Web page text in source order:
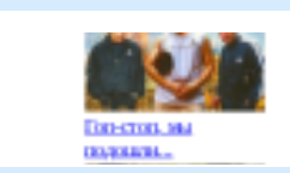
Гоп-стоп, мы
подошли...